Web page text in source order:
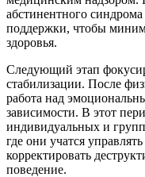
абстинентного
поддержки, чтобы
здоровья.
Следующий этап
стабилизации. После
работа над
зависимости. В этот
индивидуальных и
где они учатся
корректировать
поведение.